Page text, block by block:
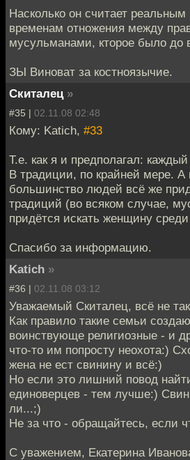
Насколько он считает
временам отножения между
мусульманами, кторое было до
ЗЫ Виноват за костноязычие.
Скиталец »
#35 | 02.11.08 02:48
Кому: Katich, #33
Т.е. как я и предполагал:
В традиции, по крайней мере. А
большинство людей всё же
традиций (во всяком случае,
придётся искать женщину
Спасибо за информацию.
Katich »
#36 | 02.11.08 03:12
Уважаемый Скиталец, всё не
Как правило такие семьи
воинствующе религиозные - и
что-то им попросту неохота:)
жена не ест свинину и всё:)
Но если это лишний повод
единоверцев - тем лучше:)
ли...;)
Не за что - обращайтесь, если
С уважением, Екатерина